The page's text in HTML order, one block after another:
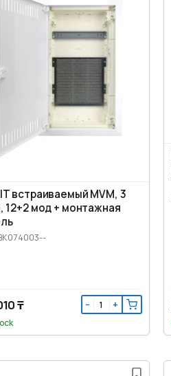
встраиваемый MVM, 3
12+2 мод + монтажная
₸ − +